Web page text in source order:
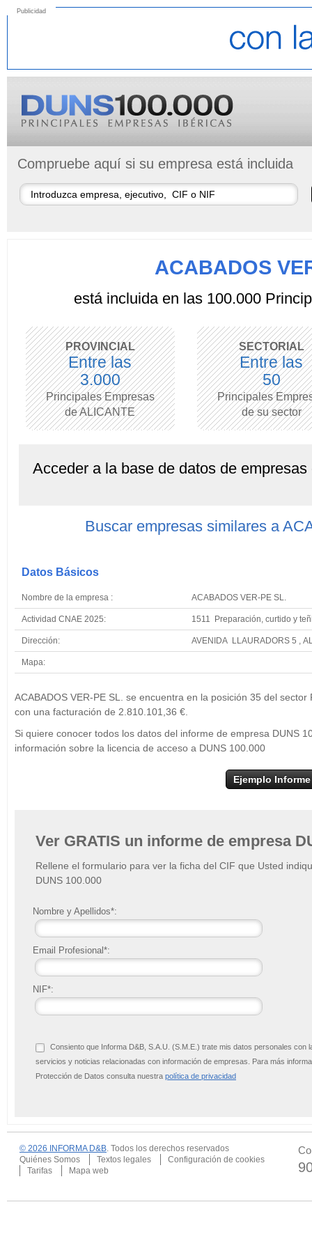
Publicidad
Compruebe aquí si su empresa está incluida
ACABADOS
está incluida en las 100.000
PROVINCIAL
Entre las
3.000
Principales Empresas
de ALICANTE
SECTORIAL
Entre las
50
Principales
de su sector
Acceder a la base de datos de
Buscar empresas similares a
Datos Básicos
Nombre de la empresa : ACABADOS VER-PE SL.
Actividad CNAE 2025: 1511 Preparación, curtido y
Dirección: AVENIDA LLAURADORS 5 ,
Mapa:
−
ACABADOS VER-PE SL. se encuentra en la posición 35 del
con una facturación de 2.810.101,36 €.
Si quiere conocer todos los datos del informe de empresa DUNS
información sobre la licencia de acceso a DUNS 100.000
Ejemplo Informe
Ver GRATIS un informe de empresa
Rellene el formulario para ver la ficha del CIF que Usted
DUNS 100.000
Nombre y Apellidos*:
Email Profesional*:
NIF*:
Consiento que Informa D&B, S.A.U. (S.M.E.) trate mis datos personales
servicios y noticias relacionadas con información de empresas. Para más
Protección de Datos consulta nuestra política de privacidad
© 2026 INFORMA D&B. Todos los derechos reservados
Quiénes Somos
Textos legales
Configuración de cookies
Tarifas
Mapa web